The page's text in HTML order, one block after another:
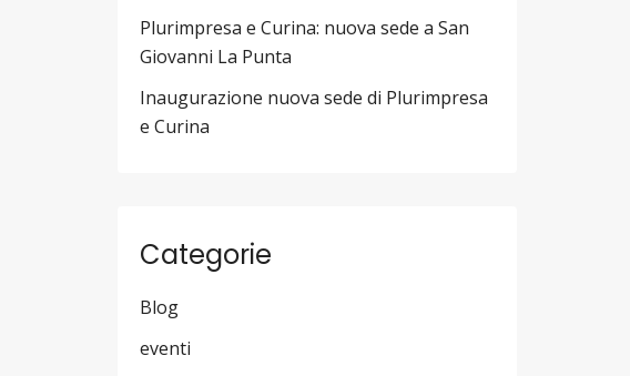
Plurimpresa e Curina: nuova sede a San
Giovanni La Punta
Inaugurazione nuova sede di Plurimpresa
e Curina
Categorie
Blog
eventi